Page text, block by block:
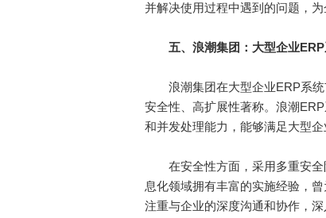
并解决使用过程中遇到的问题，
五、浪潮集团：大型企业
浪潮集团在大型企业ERP系统
安全性、高扩展性著称。浪潮
和并发处理能力，能够满足大型企
在安全性方面，采用多重安全
息化领域拥有丰富的实施经验，
注重与企业的深度沟通和协作，